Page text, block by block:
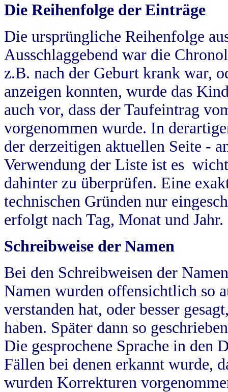
Die Reihenfolge der Einträge
Die ursprüngliche Reihenfolge
Ausschlaggebend war die
z.B. nach der Geburt krank war,
anzeigen konnten, wurde das
auch vor, dass der Taufeintrag
vorgenommen wurde. In
der derzeitigen aktuellen Seite -
Verwendung der Liste ist es
dahinter zu überprüfen. Eine
technischen Gründen nur
erfolgt nach Tag, Monat und Jahr.
Schreibweise der Namen
Bei den Schreibweisen der
Namen wurden offensichtlich so
verstanden hat, oder besser
haben. Später dann so
Die gesprochene Sprache in
Fällen bei denen erkannt wurde,
wurden Korrekturen